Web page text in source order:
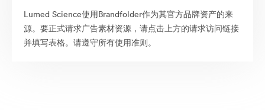
Lumed Science使用Brandfolder作为其官方品牌资产的来
源。要正式请求广告素材资源，请点击上方的请求访问链接
并填写表格。请遵守所有使用准则。